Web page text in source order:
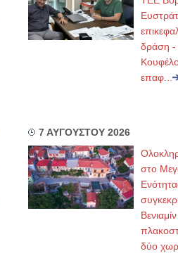
δράση -
επαφ...
7 ΑΥΓΟΥΣΤΟΥ 2026
στο
δύο